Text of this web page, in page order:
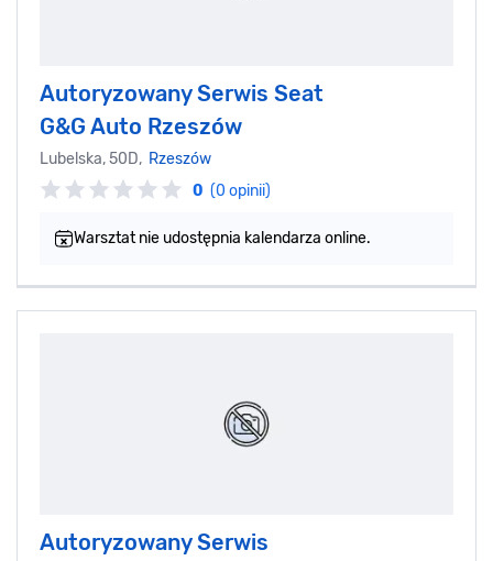
Autoryzowany Serwis Seat
G&G Auto Rzeszów
Lubelska, 50D, Rzeszów
0 (0 opinii)
Warsztat nie udostępnia kalendarza online.
Autoryzowany Serwis